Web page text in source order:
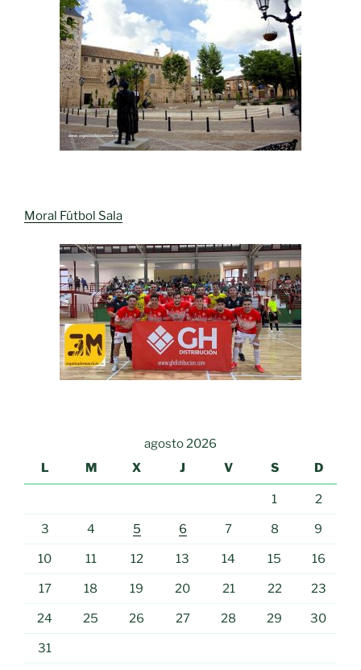
Moral Fútbol Sala
agosto 2026
L
M X J V S D
1 2
3 4 5 6 7 8 9
10 11 12 13 14 15 16
17 18 19 20 21 22 23
24 25 26 27 28 29 30
31